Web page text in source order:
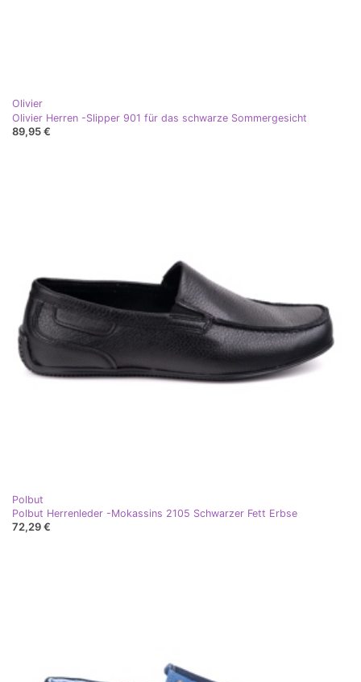
Olivier
Olivier Herren -Slipper 901 für das schwarze Sommergesicht
89,95 €
Polbut
Polbut Herrenleder -Mokassins 2105 Schwarzer Fett Erbse
72,29 €